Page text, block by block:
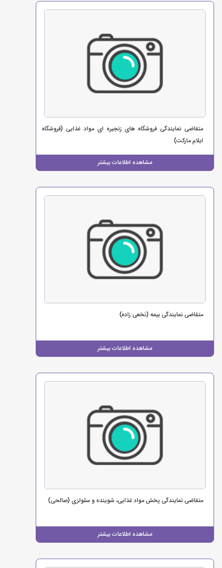
مشاهده اطلاعات بیشتر
متقاضی نمایندگی فروشگاه های زنجیره ای مواد غذایی (فروشگاه
ایلام مارکت)
مشاهده اطلاعات بیشتر
متقاضی نمایندگی بیمه (نخعی زاده)
مشاهده اطلاعات بیشتر
متقاضی نمایندگی پخش مواد غذایی، شوینده و سلولزی (صالحی)